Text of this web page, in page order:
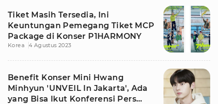
Tiket Masih Tersedia, Ini
Keuntungan Pemegang Tiket MCP
Package di Konser P1HARMONY
Korea 4 Agustus 2023
Benefit Konser Mini Hwang
Minhyun 'UNVEIL In Jakarta', Ada
yang Bisa Ikut Konferensi Pers